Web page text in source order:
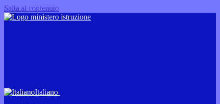
Salta al contenuto
Italiano